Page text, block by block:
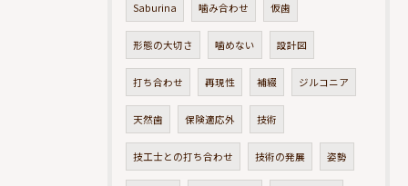
Saburina 噛み合わせ 仮歯
形態の大切さ 噛めない 設計図
打ち合わせ 再現性 補綴 ジルコニア
天然歯 保険適応外 技術
技工士との打ち合わせ 技術の発展 姿勢